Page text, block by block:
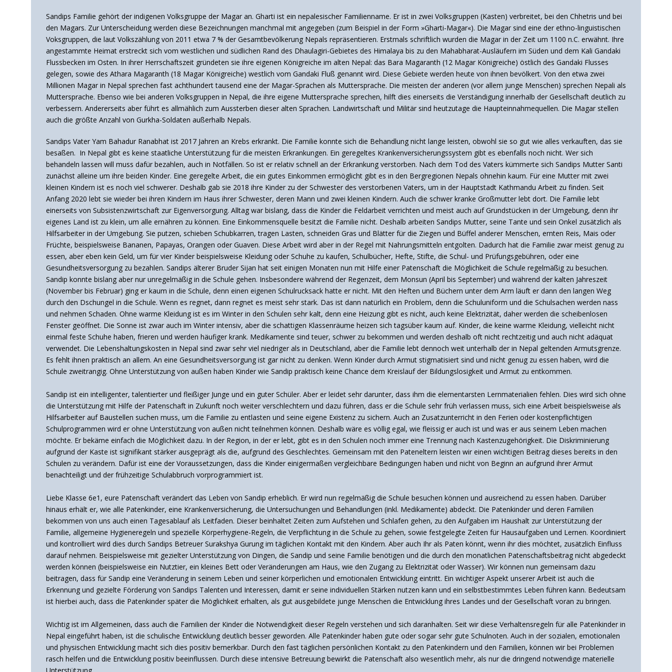
Sandips Familie gehört der indigenen Volksgruppe der Magar an. Gharti ist ein nepalesischer Familienname. Er ist in zwei Volksgruppen (Kasten) verbreitet, bei den Chhetris und bei
den Magars. Zur Unterscheidung werden diese Bezeichnungen manchmal mit angegeben (zum Beispiel in der Form »Gharti-Magar«). Die Magar sind eine der ethno-linguistischen
Voksgruppen, die laut Volkszählung von 2011 etwa 7 % der Gesamtbevölkerung Nepals repräsentieren. Erstmals schriftlich wurden die Magar in der Zeit um 1100 n.C. erwähnt. Ihre
angestammte Heimat erstreckt sich vom westlichen und südlichen Rand des Dhaulagiri-Gebietes des Himalaya bis zu den Mahabharat-Ausläufern im Süden und dem Kali Gandaki
Flussbecken im Osten. In ihrer Herrschaftszeit gründeten sie ihre eigenen Königreiche im alten Nepal: das Bara Magaranth (12 Magar Königreiche) östlich des Gandaki Flusses
gelegen, sowie des Athara Magaranth (18 Magar Königreiche) westlich vom Gandaki Fluß genannt wird. Diese Gebiete werden heute von ihnen bevölkert. Von den etwa zwei
Millionen Magar in Nepal sprechen fast achthundert tausend eine der Magar-Sprachen als Muttersprache. Die meisten der anderen (vor allem junge Menschen) sprechen Nepali als
Muttersprache. Ebenso wie bei anderen Volksgruppen in Nepal, die ihre eigene Muttersprache sprechen, hilft dies einerseits die Verständigung innerhalb der Gesellschaft deutlich zu
verbessern. Andererseits aber führt es allmählich zum Aussterben dieser alten Sprachen. Landwirtschaft und Militär sind heutzutage die Haupteinnahmequellen. Die Magar stellen
auch die größte Anzahl von Gurkha-Soldaten außerhalb Nepals.
Sandips Vater Yam Bahadur Ranabhat ist 2017 Jahren an Krebs erkrankt. Die Familie konnte sich die Behandlung nicht lange leisten, obwohl sie so gut wie alles verkauften, das sie
besaßen. In Nepal gibt es keine staatliche Unterstützung für die meisten Erkrankungen. Ein geregeltes Krankenversicherungssystem gibt es ebenfalls noch nicht. Wer sich
behandeln lassen will muss dafür bezahlen, auch in Notfällen. So ist er relativ schnell an der Erkrankung verstorben. Nach dem Tod des Vaters kümmerte sich Sandips Mutter Santi
zunächst alleine um ihre beiden Kinder. Eine geregelte Arbeit, die ein gutes Einkommen ermöglicht gibt es in den Bergregionen Nepals ohnehin kaum. Für eine Mutter mit zwei
kleinen Kindern ist es noch viel schwerer. Deshalb gab sie 2018 ihre Kinder zu der Schwester des verstorbenen Vaters, um in der Hauptstadt Kathmandu Arbeit zu finden. Seit
Anfang 2020 lebt sie wieder bei ihren Kindern im Haus ihrer Schwester, deren Mann und zwei kleinen Kindern. Auch die schwer kranke Großmutter lebt dort. Die Familie lebt
einerseits von Subsistenzwirtschaft zur Eigenversorgung. Alltag war bislang, dass die Kinder die Feldarbeit verrichten und meist auch auf Grundstücken in der Umgebung, denn ihr
eigenes Land ist zu klein, um alle ernähren zu können. Eine Einkommensquelle besitzt die Familie nicht. Deshalb arbeiten Sandips Mutter, seine Tante und sein Onkel zusätzlich als
Hilfsarbeiter in der Umgebung. Sie putzen, schieben Schubkarren, tragen Lasten, schneiden Gras und Blätter für die Ziegen und Büffel anderer Menschen, ernten Reis, Mais oder
Früchte, beispielsweise Bananen, Papayas, Orangen oder Guaven. Diese Arbeit wird aber in der Regel mit Nahrungsmitteln entgolten. Dadurch hat die Familie zwar meist genug zu
essen, aber eben kein Geld, um für vier Kinder beispielsweise Kleidung oder Schuhe zu kaufen, Schulbücher, Hefte, Stifte, die Schul- und Prüfungsgebühren, oder eine
Gesundheitsversorgung zu bezahlen. Sandips älterer Bruder Sijan hat seit einigen Monaten nun mit Hilfe einer Patenschaft die Möglichkeit die Schule regelmäßig zu besuchen.
Sandip konnte bislang aber nur unregelmäßig in die Schule gehen. Insbesondere während der Regenzeit, dem Monsun (April bis September) und während der kalten Jahreszeit
(November bis Februar) ging er kaum in die Schule, denn einen eigenen Schulrucksack hatte er nicht. Mit den Heften und Büchern unter dem Arm läuft er dann den langen Weg
durch den Dschungel in die Schule. Wenn es regnet, dann regnet es meist sehr stark. Das ist dann natürlich ein Problem, denn die Schuluniform und die Schulsachen werden nass
und nehmen Schaden. Ohne warme Kleidung ist es im Winter in den Schulen sehr kalt, denn eine Heizung gibt es nicht, auch keine Elektrizität, daher werden die scheibenlosen
Fenster geöffnet. Die Sonne ist zwar auch im Winter intensiv, aber die schattigen Klassenräume heizen sich tagsüber kaum auf. Kinder, die keine warme Kleidung, vielleicht nicht
einmal feste Schuhe haben, frieren und werden häufiger krank. Medikamente sind teuer, schwer zu bekommen und werden deshalb oft nicht rechtzeitig und auch nicht adäquat
verwendet. Die Lebenshaltungskosten in Nepal sind zwar sehr viel niedriger als in Deutschland, aber die Familie lebt dennoch weit unterhalb der in Nepal geltenden Armutsgrenze.
Es fehlt ihnen praktisch an allem. An eine Gesundheitsversorgung ist gar nicht zu denken. Wenn Kinder durch Armut stigmatisiert sind und nicht genug zu essen haben, wird die
Schule zweitrangig. Ohne Unterstützung von außen haben Kinder wie Sandip praktisch keine Chance dem Kreislauf der Bildungslosigkeit und Armut zu entkommen.
Sandip ist ein intelligenter, talentierter und fleißiger Junge und ein guter Schüler. Aber er leidet sehr darunter, dass ihm die elementarsten Lernmaterialien fehlen. Dies wird sich ohne
die Unterstützung mit Hilfe der Patenschaft in Zukunft noch weiter verschlechtern und dazu führen, dass er die Schule sehr früh verlassen muss, sich eine Arbeit beispielsweise als
Hilfsarbeiter auf Baustellen suchen muss, um die Familie zu entlasten und seine eigene Existenz zu sichern. Auch an Zusatzunterricht in den Ferien oder kostenpflichtigen
Schulprogrammen wird er ohne Unterstützung von außen nicht teilnehmen können. Deshalb wäre es völlig egal, wie fleissig er auch ist und was er aus seinem Leben machen
möchte. Er bekäme einfach die Möglichkeit dazu. In der Region, in der er lebt, gibt es in den Schulen noch immer eine Trennung nach Kastenzugehörigkeit. Die Diskriminierung
aufgrund der Kaste ist signifikant stärker ausgeprägt als die, aufgrund des Geschlechtes. Gemeinsam mit den Pateneltern leisten wir einen wichtigen Beitrag dieses bereits in den
Schulen zu verändern. Dafür ist eine der Voraussetzungen, dass die Kinder einigermaßen vergleichbare Bedingungen haben und nicht von Beginn an aufgrund ihrer Armut
benachteiligt und der frühzeitige Schulabbruch vorprogrammiert ist.
Liebe Klasse 6e1, eure Patenschaft verändert das Leben von Sandip erheblich. Er wird nun regelmäßig die Schule besuchen können und ausreichend zu essen haben. Darüber
hinaus erhält er, wie alle Patenkinder, eine Krankenversicherung, die Untersuchungen und Behandlungen (inkl. Medikamente) abdeckt. Die Patenkinder und deren Familien
bekommen von uns auch einen Tagesablauf als Leitfaden. Dieser beinhaltet Zeiten zum Aufstehen und Schlafen gehen, zu den Aufgaben im Haushalt zur Unterstützung der
Familie, allgemeine Hygieneregeln und spezielle Körperhygiene-Regeln, die Verpflichtung in die Schule zu gehen, sowie festgelegte Zeiten für Hausaufgaben und Lernen. Koordiniert
und kontrolliert wird dies durch Sandips Betreuer Surakshya Gurung im täglichen Kontakt mit den Kindern. Aber auch Ihr als Paten könnt, wenn ihr dies möchtet, zusätzlich Einfluss
darauf nehmen. Beispielsweise mit gezielter Unterstützung von Dingen, die Sandip und seine Familie benötigen und die durch den monatlichen Patenschaftsbeitrag nicht abgedeckt
werden können (beispielsweise ein Nutztier, ein kleines Bett oder Veränderungen am Haus, wie den Zugang zu Elektrizität oder Wasser). Wir können nun gemeinsam dazu
beitragen, dass für Sandip eine Veränderung in seinem Leben und seiner körperlichen und emotionalen Entwicklung eintritt. Ein wichtiger Aspekt unserer Arbeit ist auch die
Erkennung und gezielte Förderung von Sandips Talenten und Interessen, damit er seine individuellen Stärken nutzen kann und ein selbstbestimmtes Leben führen kann. Bedeutsam
ist hierbei auch, dass die Patenkinder später die Möglichkeit erhalten, als gut ausgebildete junge Menschen die Entwicklung ihres Landes und der Gesellschaft voran zu bringen.
Wichtig ist im Allgemeinen, dass auch die Familien der Kinder die Notwendigkeit dieser Regeln verstehen und sich daranhalten. Seit wir diese Verhaltensregeln für alle Patenkinder in
Nepal eingeführt haben, ist die schulische Entwicklung deutlich besser geworden. Alle Patenkinder haben gute oder sogar sehr gute Schulnoten. Auch in der sozialen, emotionalen
und physischen Entwicklung macht sich dies positiv bemerkbar. Durch den fast täglichen persönlichen Kontakt zu den Patenkindern und den Familien, können wir bei Problemen
rasch helfen und die Entwicklung positiv beeinflussen. Durch diese intensive Betreuung bewirkt die Patenschaft also wesentlich mehr, als nur die dringend notwendige materielle